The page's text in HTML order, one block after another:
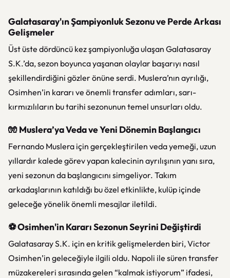
Galatasaray'ın Şampiyonluk Sezonu ve Perde Arkası
Gelişmeler
Üst üste dördüncü kez şampiyonluğa ulaşan Galatasaray
S.K.’da, sezon boyunca yaşanan olaylar başarıyı nasıl
şekillendirdiğini gözler önüne serdi. Muslera’nın ayrılığı,
Osimhen’in kararı ve önemli transfer adımları, sarı-
kırmızılıların bu tarihi sezonunun temel unsurları oldu.
🧤 Muslera’ya Veda ve Yeni Dönemin Başlangıcı
Fernando Muslera için gerçekleştirilen veda yemeği, uzun
yıllardır kalede görev yapan kalecinin ayrılışının yanı sıra,
yeni sezonun da başlangıcını simgeliyor. Takım
arkadaşlarının katıldığı bu özel etkinlikte, kulüp içinde
geleceğe yönelik önemli mesajlar iletildi.
⚽ Osimhen'in Kararı Sezonun Seyrini Değiştirdi
Galatasaray S.K. için en kritik gelişmelerden biri, Victor
Osimhen’in geleceğiyle ilgili oldu. Napoli ile süren transfer
müzakereleri sırasında gelen “kalmak istiyorum” ifadesi,